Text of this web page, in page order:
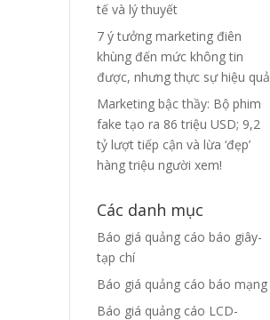
tế và lý thuyết
7 ý tưởng marketing điên
khùng đến mức không tin
được, nhưng thực sự hiệu quả
Marketing bậc thầy: Bộ phim
fake tạo ra 86 triệu USD; 9,2
tỷ lượt tiếp cận và lừa ‘đẹp’
hàng triệu người xem!
Các danh mục
Báo giá quảng cáo báo giây-
tạp chí
Báo giá quảng cáo báo mạng
Báo giá quảng cáo LCD-